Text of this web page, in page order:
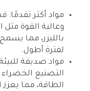
مواد أكثر
وعالية القوة
بالليزر، مما
لفترة أطول.
مواد صديقة
التصنيع الخضراء
الطاقة، مما يعزز